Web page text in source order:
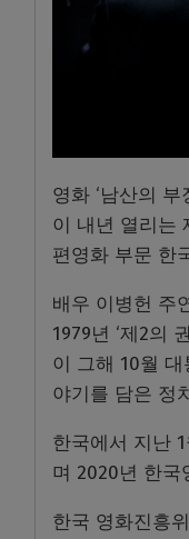
영화 ‘남산의
이 내년 열리는
편영화 부문 한
배우 이병헌 주
1979년 ‘제2의
이 그해 10월
야기를 담은 정
한국에서 지난
며 2020년 한국
한국 영화진흥